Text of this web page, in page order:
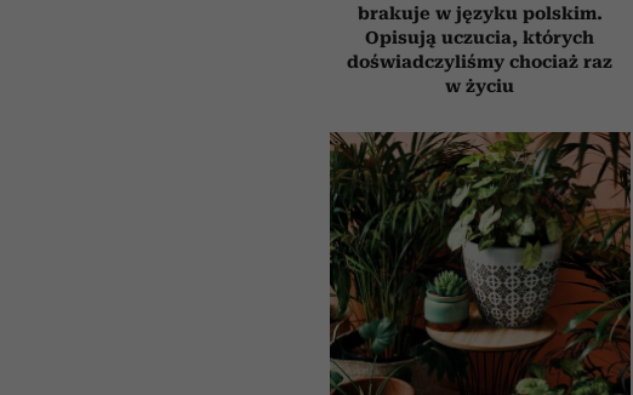
brakuje w języku polskim.
Opisują uczucia, których
doświadczyliśmy chociaż raz
w życiu